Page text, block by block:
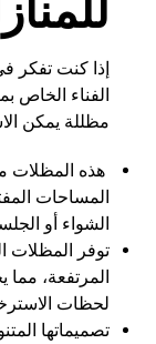
إذا كنت تفكر
الفناء الخاص
مظللة يمكن
هذه المظلات
المساحات
الشواء أو
توفر المظلات
المرتفعة، مما
لحظات
تصميماتها